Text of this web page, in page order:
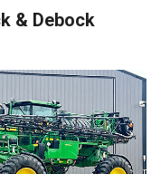
& Debock